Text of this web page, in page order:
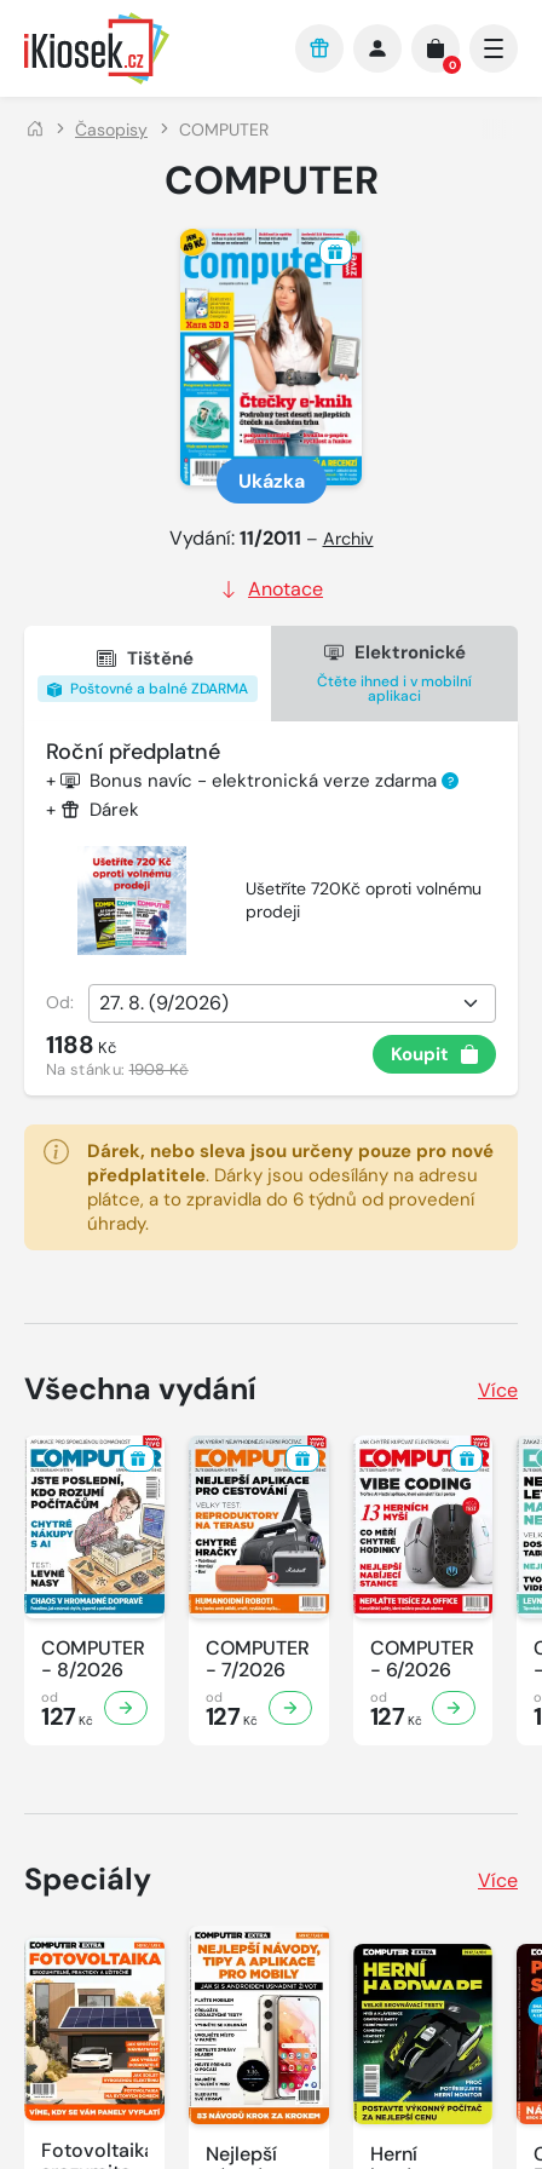
Přejít na hlavní obsah
0
Časopisy COMPUTER
COMPUTER
Ukázka
Vydání:11/2011 – Archiv
Anotace
Tištěné
Poštovné a balné ZDARMA
Elektronické
Čtěte ihned i v mobilní
aplikaci
Roční předplatné
+ Bonus navíc - elektronická verze zdarma ?
+ Dárek
Ušetříte 720Kč oproti volnému
prodeji
Od:
1188 Kč
Na stánku:1908 Kč
Koupit
Dárek, nebo sleva jsou určeny pouze pro nové
předplatitele. Dárky jsou odesílány na adresu
plátce, a to zpravidla do 6 týdnů od provedení
úhrady.
Všechna vydání Více
COMPUTER
- 8/2026
od
127Kč
COMPUTER
- 7/2026
od
127Kč
COMPUTER
- 6/2026
od
127 Kč
Speciály Více
Fotovoltaika:
Nejlepší
Herní